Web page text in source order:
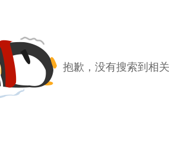
抱歉，没有搜索到相